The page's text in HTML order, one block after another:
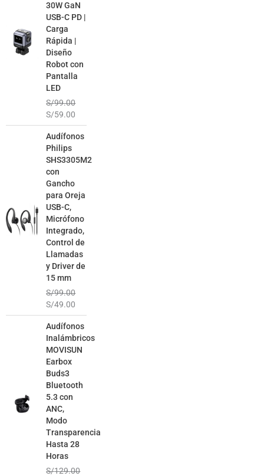
30W GaN
USB-C PD |
Carga
Rápida |
Diseño
Robot con
Pantalla
LED
S/99.00
S/59.00
Audífonos
Philips
SHS3305M2
con
Gancho
para Oreja
USB-C,
Micrófono
Integrado,
Control de
Llamadas
y Driver de
15 mm
S/99.00
precio
original
S/99.00.
S/49.00
Audífonos
Inalámbricos
MOVISUN
Earbox
Buds3
Bluetooth
5.3 con
ANC,
Modo
Transparencia
Hasta 28
Horas
S/129.00
precio
era:
S/129.00.
precio